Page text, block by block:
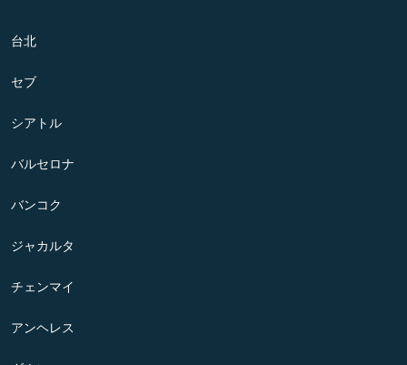
台北
セブ
シアトル
バルセロナ
バンコク
ジャカルタ
チェンマイ
アンヘレス